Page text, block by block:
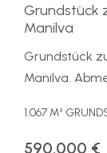
Grundstück
Manilva
Grundstück
Manilva.
1.067 M²
590.000 €